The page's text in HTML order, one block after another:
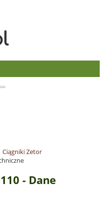
Ciągniki Zetor
- Dane